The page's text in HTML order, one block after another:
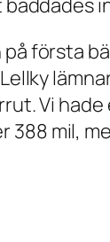
första
Vi
mil,